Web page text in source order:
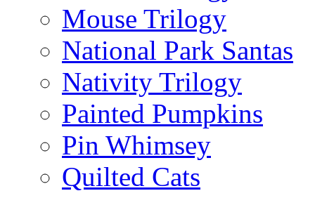
Mouse Trilogy
National Park Santas
Nativity Trilogy
Painted Pumpkins
Pin Whimsey
Quilted Cats